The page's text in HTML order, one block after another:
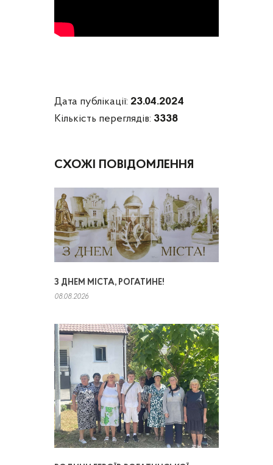
Дата публікації: 23.04.2024
Кількість переглядів: 3338
СХОЖІ ПОВІДОМЛЕННЯ
З ДНЕМ МІСТА, РОГАТИНЕ!
08.08.2026